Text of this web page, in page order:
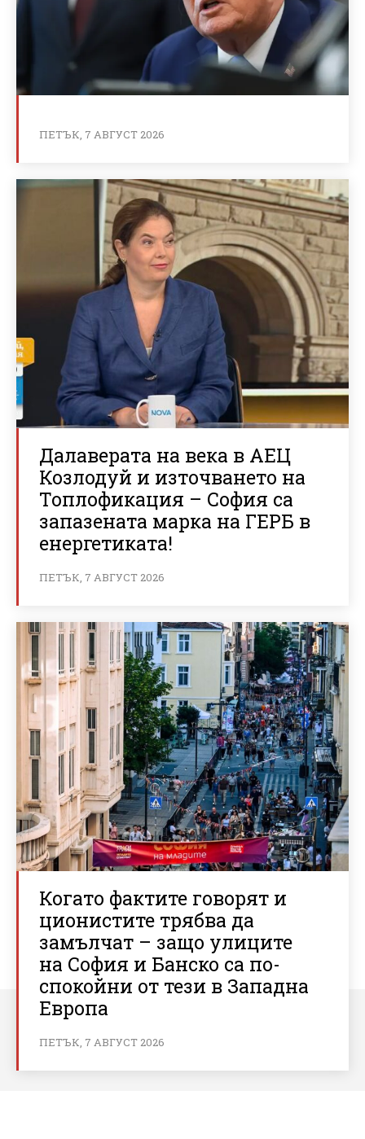
ПЕТЪК, 7 АВГУСТ 2026
Далаверата на века в АЕЦ
Козлодуй и източването на
Топлофикация – София са
запазената марка на ГЕРБ в
енергетиката!
ПЕТЪК, 7 АВГУСТ 2026
Когато фактите говорят и
ционистите трябва да
замълчат – защо улиците
на София и Банско са по-
спокойни от тези в Западна
Европа
ПЕТЪК, 7 АВГУСТ 2026